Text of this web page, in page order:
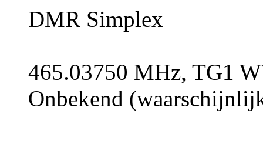
DMR Simplex
465.03750 MHz, TG1
Onbekend